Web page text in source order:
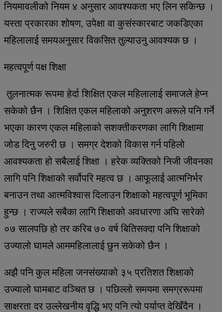
नियमावलीको नियम ४ अनुसार आवश्यकता भए लिन सकिन्छ ।
यस्ता प्रकारका शोषण, उपेक्षा वा कुसंस्कारबाट जकडिएका
महिलालाई समयअनुसार विकसित तुल्याउनु आवश्यक छ ।
महत्वपूर्ण पक्ष शिक्षा
तुलनात्मक रूपमा हेर्दा शिक्षित एकल महिलालाई समाजले हेप्न
सकेको छैन । शिक्षित एकल महिलाको अनुशरण अरूले पनि गर्ने
भएका कारण एकल महिलाको सशक्तीकरणका लागि शिक्षामा
जोड दिनु जरुरी छ । समग्र देशको विकास गर्न पहिलो
आवश्यकता हो सबैलाई शिक्षा । हरेक व्यक्तिको निजी जीवनका
लागि पनि शिक्षाको सर्वोपरि महत्व छ । आफूलाई आत्मनिर्भर
बनाउन तथा आत्मविश्वास दिलाउन शिक्षाको महत्वपूर्ण भूमिका
हुन्छ । राज्यले सबैका लागि शिक्षाको अवधारणा अघि सारेको
०७ सालपछि हो तर करिब ७० वर्ष बितिसक्दा पनि शिक्षाको
उज्यालो घामले आममहिलालाई छुन सकेको छैन ।
अझै पनि कुल महिला जनसंख्याको ३५ प्रतिशत शिक्षाको
उज्यालो घामबाट वञ्चित छ । पछिल्लो समयमा समग्ररूपमा
साक्षरता दर उल्लेखनीय वृद्धि भए पनि त्यो पर्याप्त देखिँदैन ।